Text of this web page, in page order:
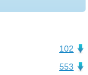
102
553